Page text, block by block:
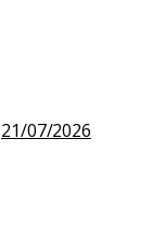
21/07/2026